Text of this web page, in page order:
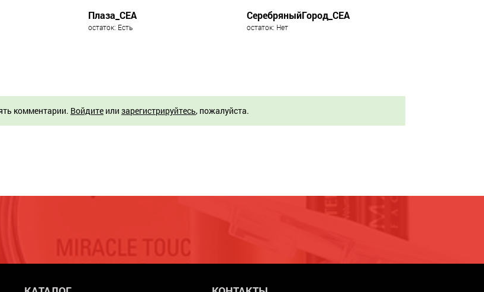
Плаза_СЕА
остаток: Есть
СеребряныйГород_СЕА
остаток: Нет
комментарии. Войдите или зарегистрируйтесь, пожалуйста.